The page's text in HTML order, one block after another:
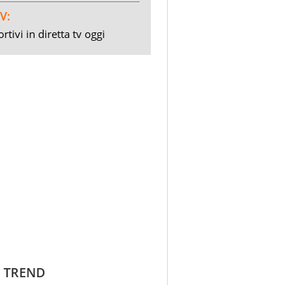
in diretta tv oggi
TREND